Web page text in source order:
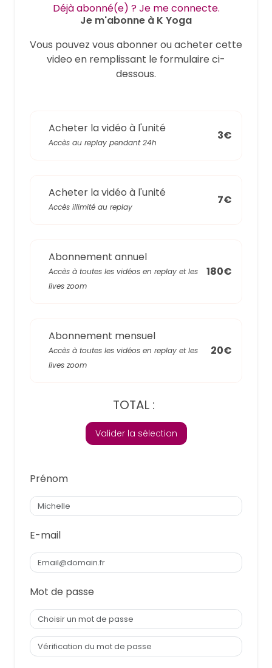
Déjà abonné(e) ? Je me connecte.
Je m'abonne à K Yoga
Vous pouvez vous abonner ou acheter cette
video en remplissant le formulaire ci-
dessous.
Acheter la vidéo à l'unité
Accès au replay pendant 24h
3€
Acheter la vidéo à l'unité
Accès illimité au replay
7€
Abonnement annuel
Accès à toutes les vidéos en replay et les
lives zoom
180€
Abonnement mensuel
Accès à toutes les vidéos en replay et les
lives zoom
20€
TOTAL :
Valider la sélection
Prénom
E-mail
Mot de passe